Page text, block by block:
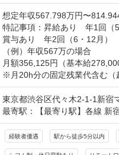
想定年収567.798万円〜
特記事項：昇給あり　年1回（5
賞与あり　年2回（6・12月）
（例）年収567万の場合
月額356,125円（基本給
※月20h分の固定残業代含む（
東京都渋谷区代々木2-1-1新宿
最寄駅：【最寄り駅】各線 新
経験者優遇 駅から徒歩5分以内